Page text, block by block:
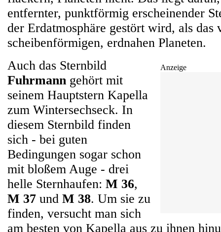
entfernter, punktförmig erscheinender
der Erdatmosphäre gestört wird, als das
scheibenförmigen, erdnahen Planeten.
Anzeige
Auch das Sternbild
Fuhrmann gehört mit
seinem Hauptstern Kapella
zum Wintersechseck. In
diesem Sternbild finden
sich - bei guten
Bedingungen sogar schon
mit bloßem Auge - drei
helle Sternhaufen: M 36,
M 37 und M 38. Um sie zu
finden, versucht man sich
am besten von Kapella aus zu ihnen